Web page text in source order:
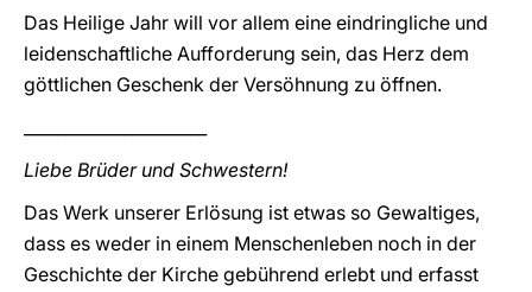
Das Heilige Jahr will vor allem eine eindringliche und
leidenschaftliche Aufforderung sein, das Herz dem
göttlichen Geschenk der Versöhnung zu öffnen.
Liebe Brüder und Schwestern!
Das Werk unserer Erlösung ist etwas so Gewaltiges,
dass es weder in einem Menschenleben noch in der
Geschichte der Kirche gebührend erlebt und erfasst